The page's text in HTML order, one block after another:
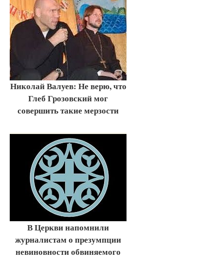
Николай Валуев: Не верю, что
Глеб Грозовский мог
совершить такие мерзости
В Церкви напомнили
журналистам о презумпции
невиновности обвиняемого